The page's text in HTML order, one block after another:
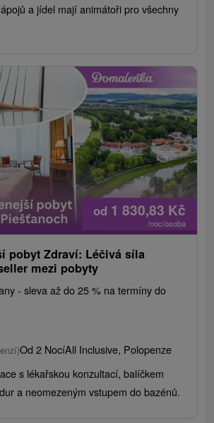
a jídel mají animátoři pro všechny
od 1 830,83 Kč
/noc/osoba
pobyt Zdraví: Léčivá síla
mezi pobyty
- sleva až do 25 % na termíny do
Od 2 NocíAll Inclusive, Polopenze
s lékařskou konzultací, balíčkem
a neomezeným vstupem do bazénů.